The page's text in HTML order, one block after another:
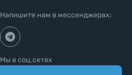
Напишите нам в мессенджерах:
Мы в соц.сетях